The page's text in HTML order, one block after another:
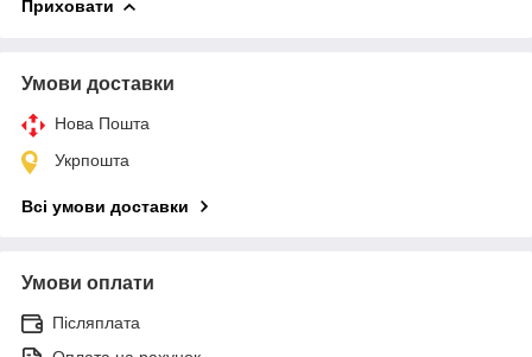
Приховати
Умови доставки
Нова Пошта
Укрпошта
Всі умови доставки
Умови оплати
Післяплата